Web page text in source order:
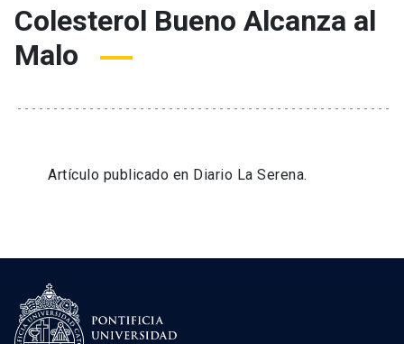
Colesterol Bueno Alcanza al
Malo
Artículo publicado en Diario La Serena.